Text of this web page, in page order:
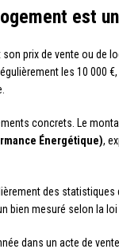
est
prix de vente ou de
les 10 000
concrets. Le
Énergétique),
des statistiques
bien mesuré selon la
dans un acte de